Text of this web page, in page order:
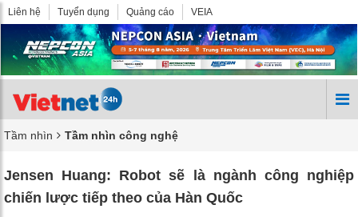
Liên hệ Tuyển dụng Quảng cáo VEIA
Tầm nhìn Tầm nhìn công nghệ
Jensen Huang: Robot sẽ là ngành công nghiệp
chiến lược tiếp theo của Hàn Quốc